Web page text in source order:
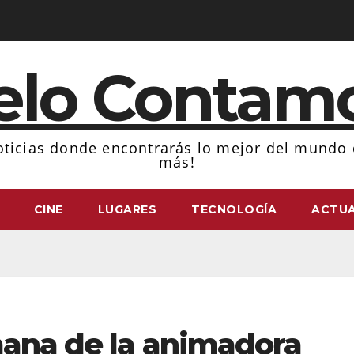
donde encontrarás lo mejor del
más!
CINE LUGARES TECNOLOGÍA
de la animadora